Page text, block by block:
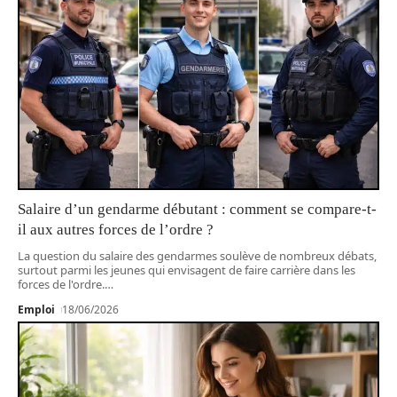
Salaire d’un gendarme débutant : comment se compare-t-
il aux autres forces de l’ordre ?
La question du salaire des gendarmes soulève de nombreux débats,
surtout parmi les jeunes qui envisagent de faire carrière dans les
forces de l'ordre.…
Emploi 18/06/2026